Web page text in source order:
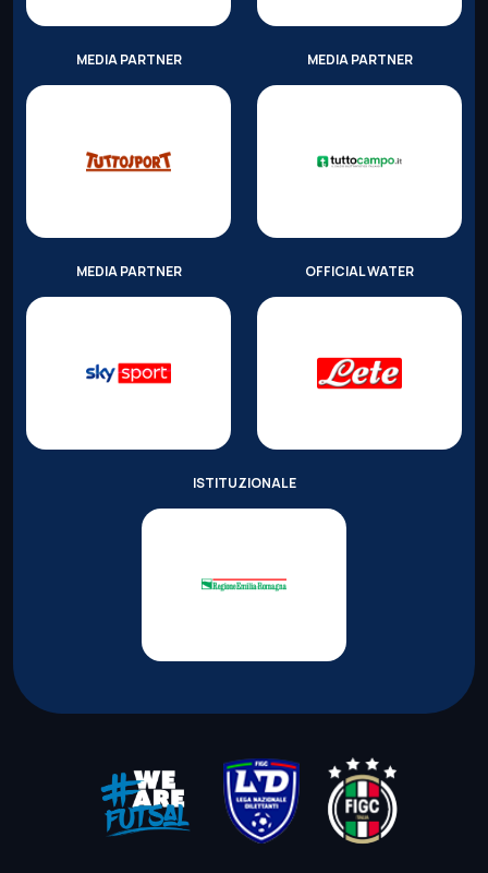
MEDIA PARTNER MEDIA PARTNER
MEDIA PARTNER OFFICIAL WATER
ISTITUZIONALE